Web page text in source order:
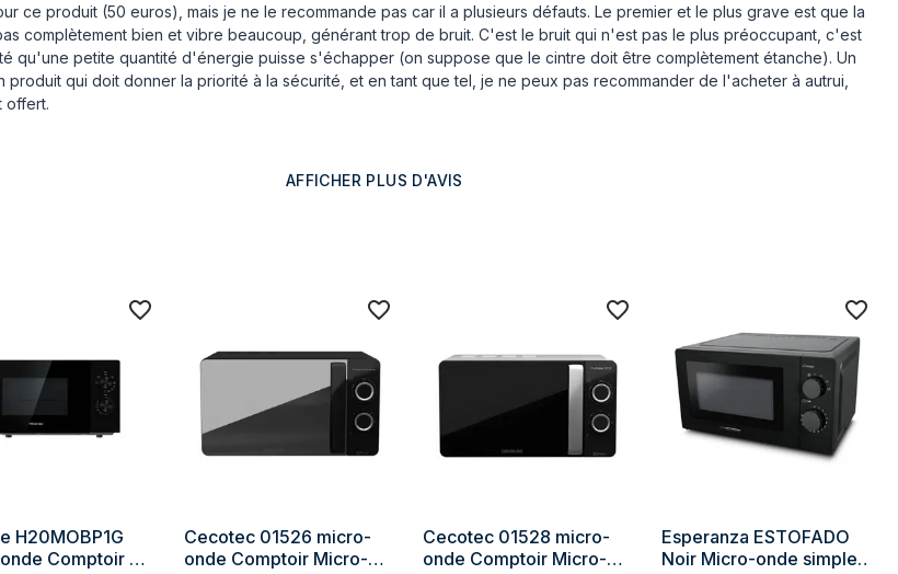
Minuterie, départ différé Non
Couleur du produit Noir
Nombre de niveaux de puissance 5
Emplacement charnière de porte
Minuteur
Type de minuterie Mécanique
Couleur de la porte Noir
ce produit (50 euros), mais je ne le recommande pas car il a plusieurs défauts. Le premier et le plus grave est que la
complètement bien et vibre beaucoup, générant trop de bruit. C'est le bruit qui n'est pas le plus préoccupant, c'est
qu'une petite quantité d'énergie puisse s'échapper (on suppose que le cintre doit être complètement étanche). Un
produit qui doit donner la priorité à la sécurité, et en tant que tel, je ne peux pas recommander de l'acheter à autrui,
offert.
AFFICHER PLUS D'AVIS
H20MOBP1G
Comptoir
Cecotec 01526 micro-
onde Comptoir Micro-
Cecotec 01528 micro-
onde Comptoir Micro-
Esperanza ESTOFADO
Noir Micro-onde simple